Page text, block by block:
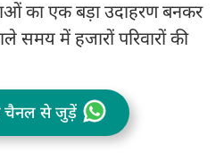
का एक बड़ा उदाहरण बनकर
में हजारों परिवारों की
चैनल से जुड़ें